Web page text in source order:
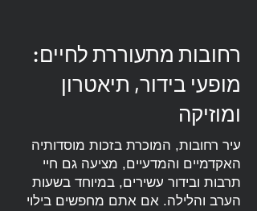
רחובות מתעוררת לחיים:
מופעי בידור, תיאטרון
ומוזיקה
עיר רחובות, המוכרת בזכות מוסדותיה
האקדמיים והמדעיים, מציעה גם חיי
תרבות ובידור עשירים, במיוחד בשעות
הערב והלילה. אם אתם מחפשים בילוי